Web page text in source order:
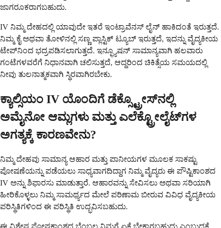
ಜಾಗರೂಕರಾಗಬಹುದು.
IV ನಿಮ್ಮ ದೇಹದಲ್ಲಿ ಯಾವುದೇ ಇತರೆ ಇಂಟ್ರಾವೆನಸ್ ಲೈನ್ ಹಾಕಿದಂತೆ ಇರುತ್ತದೆ.
ನಿಮ್ಮ ಕೈ ಅಥವಾ ತೋಳಿನಲ್ಲಿ ಸಣ್ಣ ಪ್ಲಾಸ್ಟಿಕ್ ಟ್ಯೂಬ್ ಇರುತ್ತದೆ, ಇದನ್ನು ವೈದ್ಯಕೀಯ
ಟೇಪ್‌ನಿಂದ ಭದ್ರಪಡಿಸಲಾಗುತ್ತದೆ. ಇನ್ಫ್ಯೂಷನ್ ಸಾಮಾನ್ಯವಾಗಿ ಹಲವಾರು
ಗಂಟೆಗಳವರೆಗೆ ನಿಧಾನವಾಗಿ ಚಲಿಸುತ್ತದೆ, ಆದ್ದರಿಂದ ಚಿಕಿತ್ಸೆಯ ಸಮಯದಲ್ಲಿ
ನೀವು ತುಲನಾತ್ಮಕವಾಗಿ ಸ್ಥಿರವಾಗಿರಬೇಕು.
ಕ್ಯಾಲ್ಸಿಯಂ IV ಯೊಂದಿಗೆ ಡೆಕ್ಸ್ಟ್ರೋಸ್‌ನಲ್ಲಿ
ಅಮೈನೋ ಆಮ್ಲಗಳು ಮತ್ತು ಎಲೆಕ್ಟ್ರೋಲೈಟ್‌ಗಳ
ಅಗತ್ಯಕ್ಕೆ ಕಾರಣವೇನು?
ನಿಮ್ಮ ದೇಹವು ಸಾಮಾನ್ಯ ಆಹಾರ ಮತ್ತು ಪಾನೀಯಗಳ ಮೂಲಕ ಸಾಕಷ್ಟು
ಪೋಷಣೆಯನ್ನು ಪಡೆಯಲು ಸಾಧ್ಯವಾಗದಿದ್ದಾಗ ನಿಮ್ಮ ವೈದ್ಯರು ಈ ಪೌಷ್ಟಿಕಾಂಶದ
IV ಅನ್ನು ಶಿಫಾರಸು ಮಾಡುತ್ತಾರೆ. ಆಹಾರವನ್ನು ಸೇವಿಸಲು ಅಥವಾ ಸರಿಯಾಗಿ
ಹೀರಿಕೊಳ್ಳಲು ನಿಮ್ಮ ಸಾಮರ್ಥ್ಯದ ಮೇಲೆ ಪರಿಣಾಮ ಬೀರುವ ವಿವಿಧ ವೈದ್ಯಕೀಯ
ಪರಿಸ್ಥಿತಿಗಳಿಂದ ಈ ಪರಿಸ್ಥಿತಿ ಉದ್ಭವಿಸಬಹುದು.
ಈ ವಿಶೇಷ ಪೋಷಕಾಂಶದ ಬೆಂಬಲ ನಿಮಗೆ ಏಕೆ ಬೇಕಾಗಬಹುದು ಎಂಬುದಕ್ಕೆ